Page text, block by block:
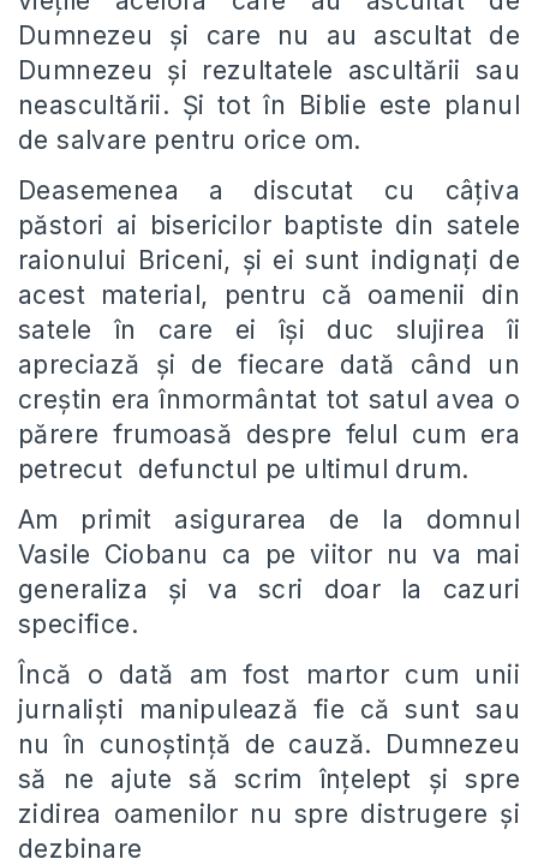
Dumnezeu și care nu au ascultat de
Dumnezeu și rezultatele ascultării sau
neascultării. Și tot în Biblie este planul
de salvare pentru orice om.
Deasemenea a discutat cu câțiva
păstori ai bisericilor baptiste din satele
raionului Briceni, și ei sunt indignați de
acest material, pentru că oamenii din
satele în care ei își duc slujirea îi
apreciază și de fiecare dată când un
creștin era înmormântat tot satul avea o
părere frumoasă despre felul cum era
petrecut defunctul pe ultimul drum.
Am primit asigurarea de la domnul
Vasile Ciobanu ca pe viitor nu va mai
generaliza și va scri doar la cazuri
specifice.
Încă o dată am fost martor cum unii
jurnaliști manipulează fie că sunt sau
nu în cunoștință de cauză. Dumnezeu
să ne ajute să scrim înțelept și spre
zidirea oamenilor nu spre distrugere și
dezbinare